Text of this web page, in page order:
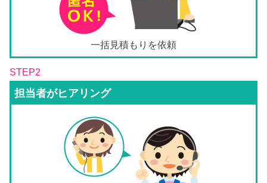
一括見積もりを依頼
STEP2
担当者がヒアリング